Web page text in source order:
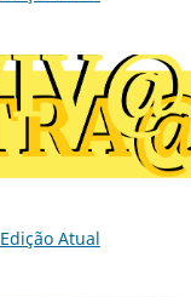
Edição Atual